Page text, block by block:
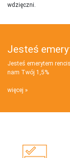
wdzięczni.
Jesteś
Jesteś emerytem
nam Twój 1,5%
więcej